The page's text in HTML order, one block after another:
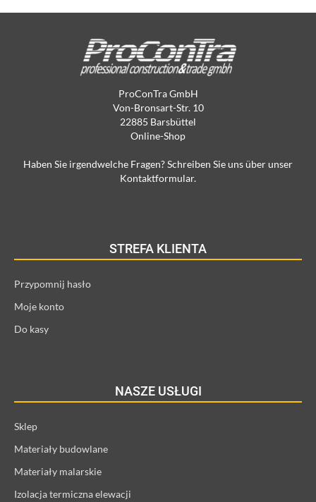
ProConTra GmbH
Von-Bronsart-Str. 10
22885 Barsbüttel
Online-Shop
Haben Sie irgendwelche Fragen? Schreiben Sie uns über unser
Kontaktformular.
STREFA KLIENTA
Przypomnij hasło
Moje konto
Do kasy
NASZE USŁUGI
Sklep
Materiały budowlane
Materiały malarskie
Izolacja termiczna elewacji